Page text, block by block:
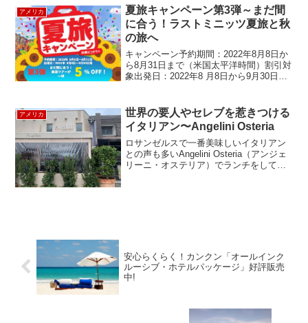
ー ストリート）にあるスタイリッシュで
モダン...
アメリカ
夏旅キャンペーン第3弾～まだ間
に合う！ラストミニッツ夏旅と秋
の旅へ
キャンペーン予約期間：2022年8月8日か
ら8月31日まで（米国太平洋時間）割引対
象出発日：2022年8 月8日から9月30日発
ー以上！こちらからご覧ください。夏が
終...
アメリカ
世界の要人やセレブを惹きつける
イタリアン〜Angelini Osteria
ロサンゼルスで一番美味しいイタリアン
との声も多いAngelini Osteria（アンジェ
リーニ・オステリア）でランチをしてき
安心らくらく！カンクン「オールインク
ルーシブ・ホテルパッケージ」好評販売
中!